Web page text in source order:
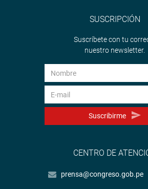
SUSCRIPCIÓN
Suscríbete con tu
nuestro newsletter.
Suscribirme
CENTRO DE
prensa@congreso.gob.pe